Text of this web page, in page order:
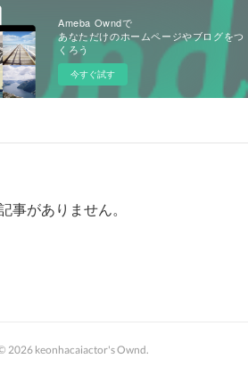
Ameba Owndで
あなただけのホームページやブログをつ
くろう
今すぐ試す
事がありません。
2026 keonhacaiactor's Ownd.